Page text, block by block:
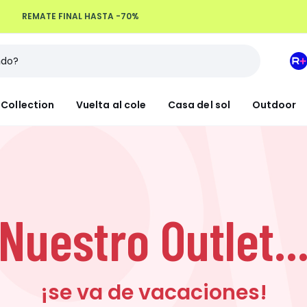
REMATE FINAL HASTA -70%
Devoluciones hasta 100 días
Collection Vuelta al cole Casa del sol Outdoor
Mi
Nuestro Outlet...
¡se va de vacaciones!